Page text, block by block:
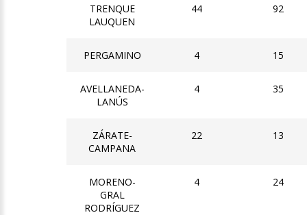
TRENQUE
LAUQUEN
44 92
PERGAMINO 4 15
AVELLANEDA-
LANÚS
4 35
ZÁRATE-
CAMPANA
22 13
MORENO-
GRAL
RODRÍGUEZ
4 24